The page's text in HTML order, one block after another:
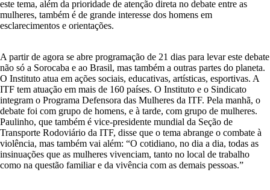
este tema, além da prioridade de atenção direta no debate entre as
mulheres, também é de grande interesse dos homens em
esclarecimentos e orientações.
A partir de agora se abre programação de 21 dias para levar este debate
não só a Sorocaba e ao Brasil, mas também a outras partes do planeta.
O Instituto atua em ações sociais, educativas, artísticas, esportivas. A
ITF tem atuação em mais de 160 países. O Instituto e o Sindicato
integram o Programa Defensora das Mulheres da ITF. Pela manhã, o
debate foi com grupo de homens, e à tarde, com grupo de mulheres.
Paulinho, que também é vice-presidente mundial da Seção de
Transporte Rodoviário da ITF, disse que o tema abrange o combate à
violência, mas também vai além: “O cotidiano, no dia a dia, todas as
insinuações que as mulheres vivenciam, tanto no local de trabalho
como na questão familiar e da vivência com as demais pessoas.”